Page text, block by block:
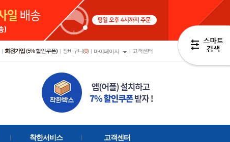
| 회원가입(5% 할인쿠폰) | 장바구니(0) | 마이페이지 | 고객센터
착한서비스 고객센터